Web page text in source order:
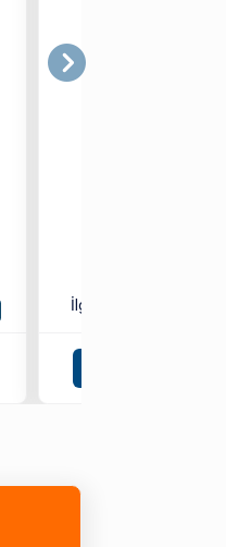
İlgili SKA: